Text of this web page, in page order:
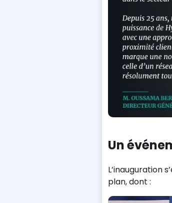
Un
L’inauguration
plan, dont :